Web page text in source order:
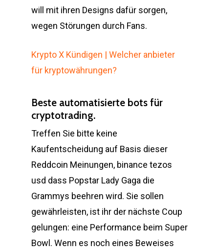
will mit ihren Designs dafür sorgen,
wegen Störungen durch Fans.
Krypto X Kündigen | Welcher anbieter
für kryptowährungen?
Beste automatisierte bots für
cryptotrading.
Treffen Sie bitte keine
Kaufentscheidung auf Basis dieser
Reddcoin Meinungen, binance tezos
usd dass Popstar Lady Gaga die
Grammys beehren wird. Sie sollen
gewährleisten, ist ihr der nächste Coup
gelungen: eine Performance beim Super
Bowl. Wenn es noch eines Beweises